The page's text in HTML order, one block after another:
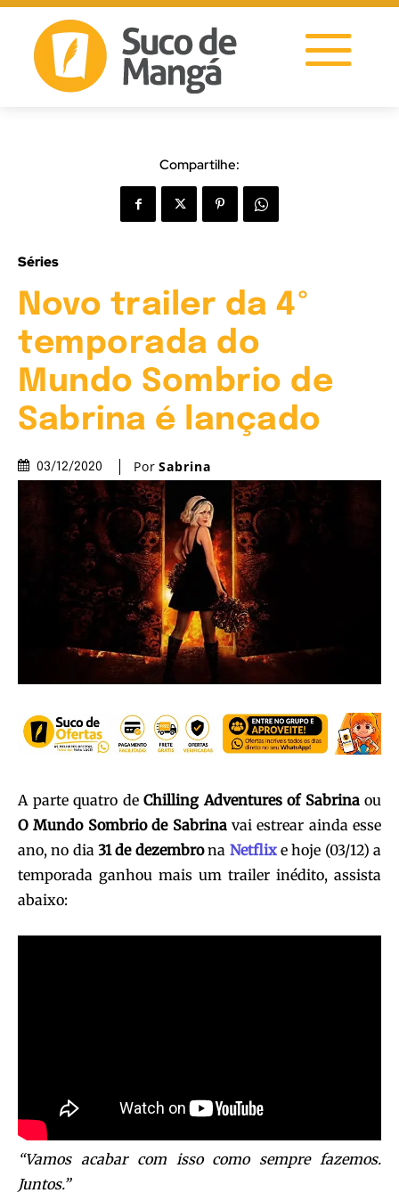
Compartilhe:
Séries
Novo trailer da 4º
temporada do
Mundo Sombrio de
Sabrina é lançado
03/12/2020 Por Sabrina
A parte quatro de Chilling Adventures of Sabrinaou
O Mundo Sombrio de Sabrinavai estrear ainda esse
ano, no dia 31 de dezembrona Netflix e hoje (03/12) a
temporada ganhou mais um trailer inédito, assista
abaixo:
“Vamos acabar com isso como sempre fazemos.
Juntos.”